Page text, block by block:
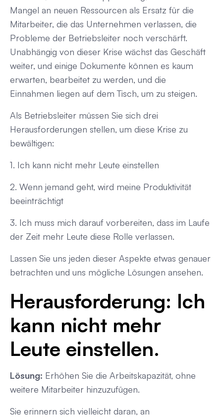
Mangel an neuen Ressourcen als Ersatz für die
Mitarbeiter, die das Unternehmen verlassen, die
Probleme der Betriebsleiter noch verschärft.
Unabhängig von dieser Krise wächst das Geschäft
weiter, und einige Dokumente können es kaum
erwarten, bearbeitet zu werden, und die
Einnahmen liegen auf dem Tisch, um zu steigen.
Als Betriebsleiter müssen Sie sich drei
Herausforderungen stellen, um diese Krise zu
bewältigen:
1. Ich kann nicht mehr Leute einstellen
2. Wenn jemand geht, wird meine Produktivität
beeinträchtigt
3. Ich muss mich darauf vorbereiten, dass im Laufe
der Zeit mehr Leute diese Rolle verlassen.
Lassen Sie uns jeden dieser Aspekte etwas genauer
betrachten und uns mögliche Lösungen ansehen.
Herausforderung: Ich
kann nicht mehr
Leute einstellen.
Lösung: Erhöhen Sie die Arbeitskapazität, ohne
weitere Mitarbeiter hinzuzufügen.
Sie erinnern sich vielleicht daran, an